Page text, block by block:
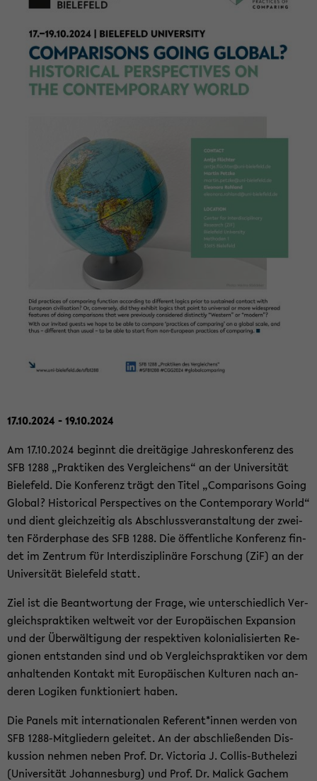
17.10.2024 - 19.10.2024
Am 17.10.2024 be­ginnt die drei­tä­gi­ge Jah­res­kon­fe­renz des
SFB 1288 „Prak­ti­ken des Ver­glei­chens“ an der Uni­ver­si­tät
Bie­le­feld. Die Kon­fe­renz trägt den Titel „Com­pa­ri­sons Going
Glo­bal? His­to­ri­cal Per­spec­ti­ves on the Con­tem­pora­ry World“
und dient gleich­zei­tig als Ab­schluss­ver­an­stal­tung der zwei­
ten För­der­pha­se des SFB 1288. Die öf­fent­li­che Kon­fe­renz fin­
det im Zen­trum für In­ter­dis­zi­pli­nä­re For­schung (ZiF) an der
Uni­ver­si­tät Bie­le­feld statt.
Ziel ist die Be­ant­wor­tung der Frage, wie un­ter­schied­lich Ver­
gleichs­prak­ti­ken welt­weit vor der Eu­ro­päi­schen Ex­pan­si­on
und der Über­wäl­ti­gung der re­spek­ti­ven ko­lo­nia­li­sier­ten Re­
gio­nen ent­stan­den sind und ob Ver­gleichs­prak­ti­ken vor dem
an­hal­ten­den Kon­takt mit Eu­ro­päi­schen Kul­tu­ren nach an­
de­ren Lo­gi­ken funk­tio­niert haben.
Die Pa­nels mit in­ter­na­tio­na­len Re­fe­rent*innen wer­den von
SFB 1288-​Mitgliedern ge­lei­tet. An der ab­schlie­ßen­den Dis­
kus­si­on neh­men neben Prof. Dr. Vic­to­ria J. Collis-​Buthelezi
(Uni­ver­si­tät Jo­han­nes­burg) und Prof. Dr. Malick Ga­chem